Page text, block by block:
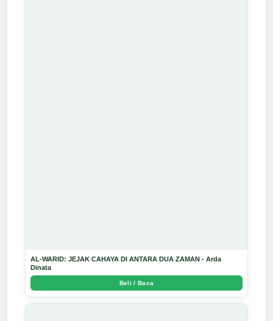
AL-WARID: JEJAK CAHAYA DI ANTARA DUA ZAMAN - Arda
Dinata
Beli / Baca